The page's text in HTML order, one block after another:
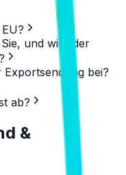
und wird der
bei?
ab?
&